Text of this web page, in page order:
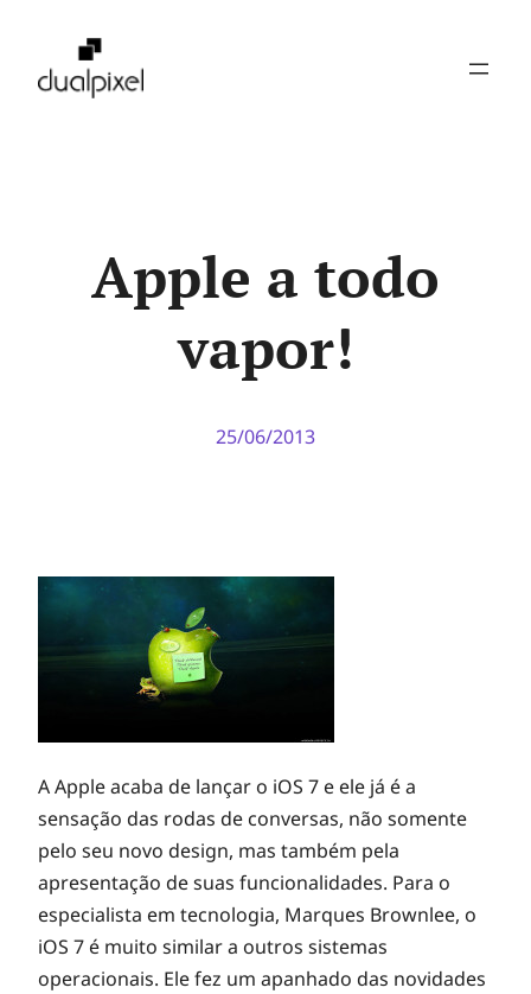
Apple a todo
vapor!
25/06/2013
A Apple acaba de lançar o iOS 7 e ele já é a
sensação das rodas de conversas, não somente
pelo seu novo design, mas também pela
apresentação de suas funcionalidades. Para o
especialista em tecnologia, Marques Brownlee, o
iOS 7 é muito similar a outros sistemas
operacionais. Ele fez um apanhado das novidades